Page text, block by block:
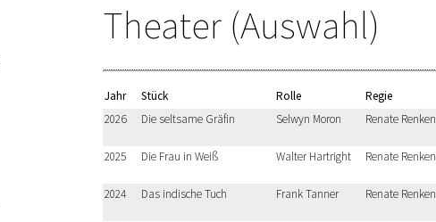
Theater (Auswahl)
Jahr Stück Rolle Regie
2026
Die seltsame Gräfin Selwyn Moron Renate Renken
2025
Die Frau in Weiß Walter Hartright Renate Renken
2024
Das indische Tuch Frank Tanner Renate Renken